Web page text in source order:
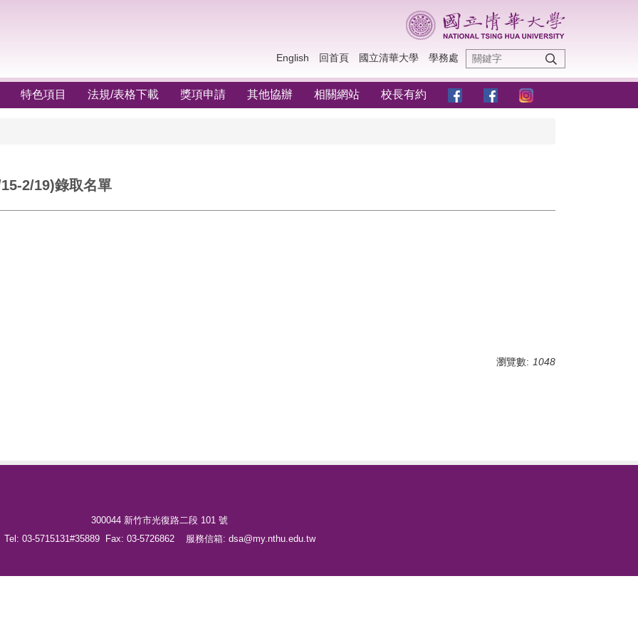
English 回首頁 國立清華大學 學務處
特色項目 法規/表格下載 獎項申請 其他協辦 相關網站 校長有約
2/19)錄取名單
瀏覽數: 1048
300044 新竹市光復路二段 101 號
Tel: 03-5715131#35889 Fax: 03-5726862 服務信箱: dsa@my.nthu.edu.tw